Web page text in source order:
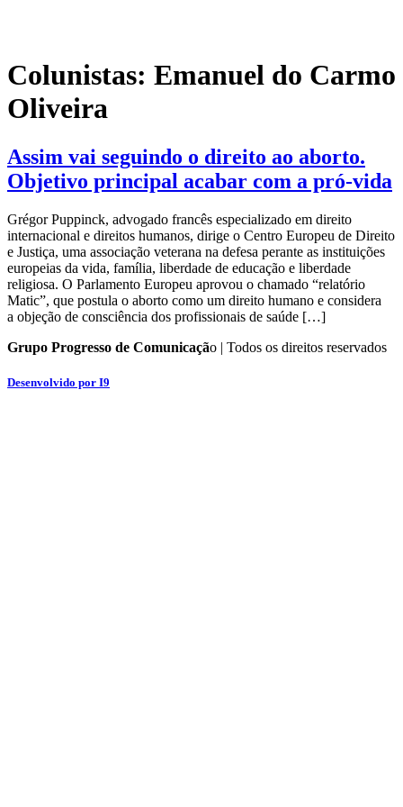
conteúdo
Colunistas: Emanuel do Carmo
Oliveira
Assim vai seguindo o direito ao aborto.
Objetivo principal acabar com a pró-vida
Grégor Puppinck, advogado francês especializado em direito
internacional e direitos humanos, dirige o Centro Europeu de Direito
e Justiça, uma associação veterana na defesa perante as instituições
europeias da vida, família, liberdade de educação e liberdade
religiosa. O Parlamento Europeu aprovou o chamado “relatório
Matic”, que postula o aborto como um direito humano e considera
a objeção de consciência dos profissionais de saúde […]
Grupo Progresso de Comunicação | Todos os direitos reservados
Desenvolvido por I9